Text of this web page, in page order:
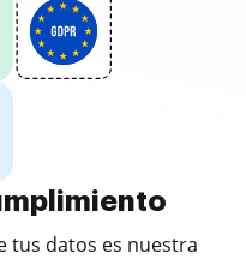
tus datos es nuestra